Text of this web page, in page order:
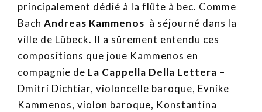
principalement dédié à la flûte à bec. Comme
Bach Andreas Kammenos à séjourné dans la
ville de Lübeck. Il a sûrement entendu ces
compositions que joue Kammenos en
compagnie de La Cappella Della Lettera –
Dmitri Dichtiar, violoncelle baroque, Evnike
Kammenos, violon baroque, Konstantina